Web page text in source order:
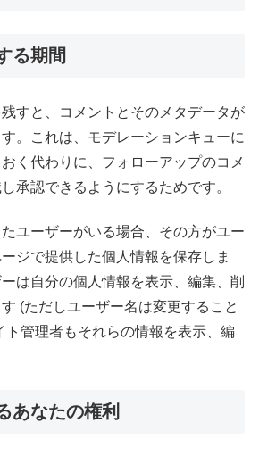
る期間
すと、コメントとそのメタデータが
。これは、モデレーションキューに
く代わりに、フォローアップのコメ
承認できるようにするためです。
ユーザーがいる場合、その方がユー
ジで提供した個人情報を保存しま
は自分の個人情報を表示、編集、削
(ただしユーザー名は変更すること
ト管理者もそれらの情報を表示、編
あなたの権利